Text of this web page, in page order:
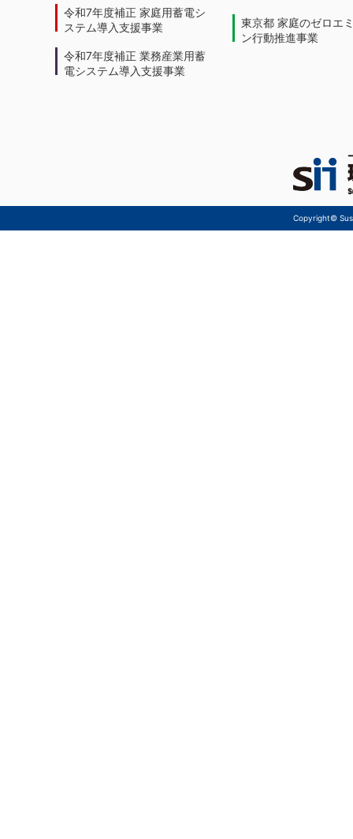
令和7年度補正 家庭用蓄電シ
ステム導入支援事業
令和7年度補正 業務産業用蓄
電システム導入支援事業
東京都 家庭のゼロエ
ン行動推進事業
Copyright©